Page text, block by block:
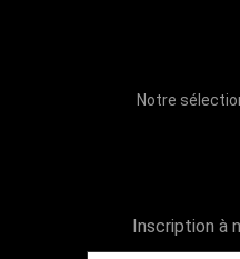
Notre
Inscription à